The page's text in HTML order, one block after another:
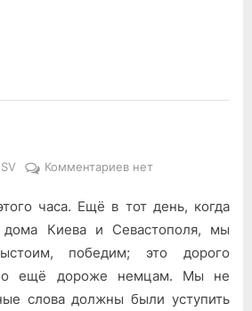
Комментариевк
Час
настал!
нет
часа. Ещё в тот день, когда
дома Киева и Севастополя, мы
победим; это дорого
ещё дороже немцам. Мы не
слова должны были уступить